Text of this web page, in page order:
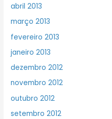
abril 2013
março 2013
fevereiro 2013
janeiro 2013
dezembro 2012
novembro 2012
outubro 2012
setembro 2012